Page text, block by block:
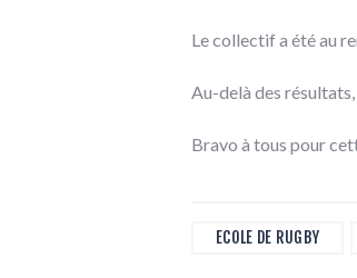
Le collectif a été au
Au-delà des
Bravo à tous pour
ECOLE DE RUGBY